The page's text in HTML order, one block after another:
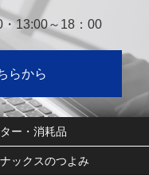
13:00～18：00
らから
ー・消耗品
ックスのつよみ